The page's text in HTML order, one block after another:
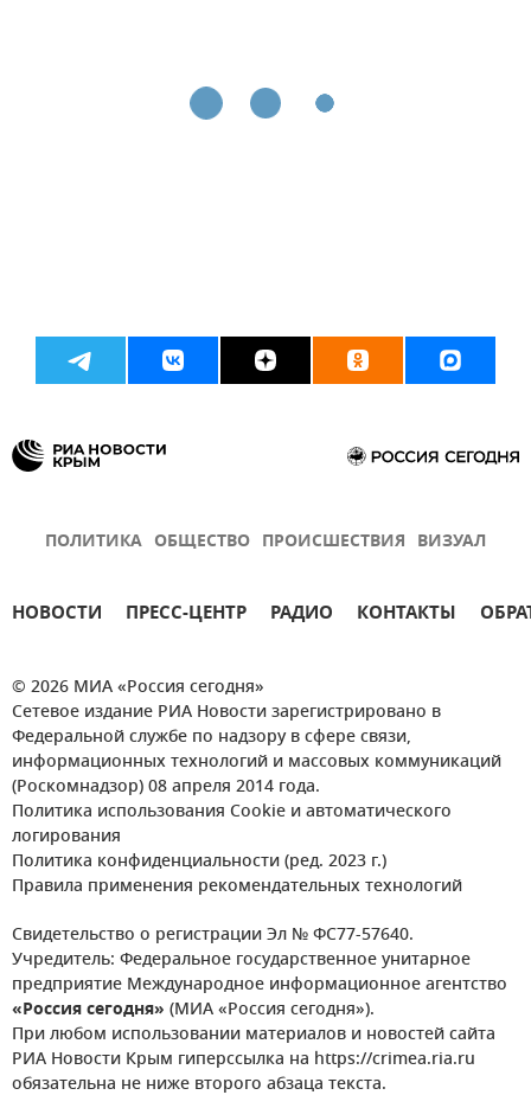
ПОЛИТИКА ОБЩЕСТВО ПРОИСШЕСТВИЯ ВИЗУАЛ
НОВОСТИ ПРЕСС-ЦЕНТР РАДИО КОНТАКТЫ
© 2026 МИА «Россия сегодня»
Сетевое издание РИА Новости зарегистрировано в
Федеральной службе по надзору в сфере связи,
информационных технологий и массовых коммуникаций
(Роскомнадзор) 08 апреля 2014 года.
Политика использования Cookie и автоматического
логирования
Политика конфиденциальности (ред. 2023 г.)
Правила применения рекомендательных технологий
Свидетельство о регистрации Эл № ФС77-57640.
Учредитель: Федеральное государственное унитарное
предприятие Международное информационное агентство
«Россия сегодня» (МИА «Россия сегодня»).
При любом использовании материалов и новостей сайта
РИА Новости Крым гиперссылка на https://crimea.ria.ru
обязательна не ниже второго абзаца текста.